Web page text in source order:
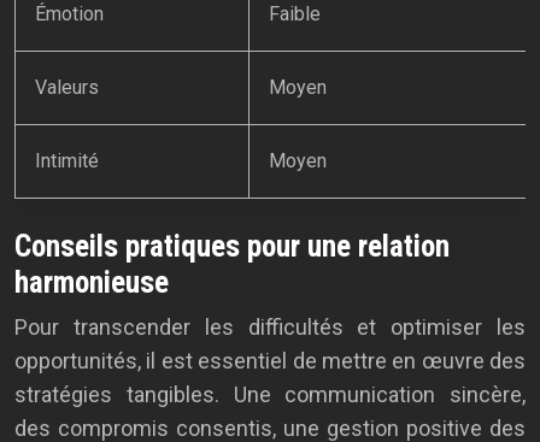
Émotion Faible
Valeurs Moyen
Intimité Moyen
Conseils pratiques pour une relation
harmonieuse
Pour transcender les difficultés et optimiser les
opportunités, il est essentiel de mettre en œuvre des
stratégies tangibles. Une communication sincère,
des compromis consentis, une gestion positive des